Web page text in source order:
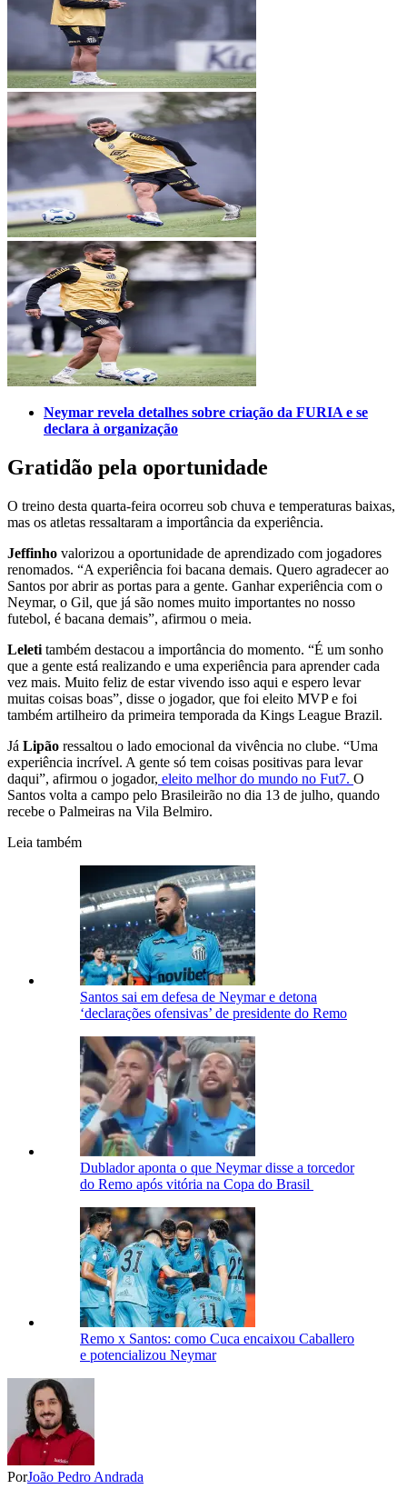
Neymar revela detalhes sobre criação da FURIA e se
declara à organização
Gratidão pela oportunidade
O treino desta quarta-feira ocorreu sob chuva e temperaturas baixas,
mas os atletas ressaltaram a importância da experiência.
Jeffinho valorizou a oportunidade de aprendizado com jogadores
renomados. “A experiência foi bacana demais. Quero agradecer ao
Santos por abrir as portas para a gente. Ganhar experiência com o
Neymar, o Gil, que já são nomes muito importantes no nosso
futebol, é bacana demais”, afirmou o meia.
Leleti também destacou a importância do momento. “É um sonho
que a gente está realizando e uma experiência para aprender cada
vez mais. Muito feliz de estar vivendo isso aqui e espero levar
muitas coisas boas”, disse o jogador, que foi eleito MVP e foi
também artilheiro da primeira temporada da Kings League Brazil.
Já Lipão ressaltou o lado emocional da vivência no clube. “Uma
experiência incrível. A gente só tem coisas positivas para levar
daqui”, afirmou o jogador, eleito melhor do mundo no Fut7. O
Santos volta a campo pelo Brasileirão no dia 13 de julho, quando
recebe o Palmeiras na Vila Belmiro.
Leia também
Santos sai em defesa de Neymar e detona
‘declarações ofensivas’ de presidente do Remo
Dublador aponta o que Neymar disse a torcedor
do Remo após vitória na Copa do Brasil
Remo x Santos: como Cuca encaixou Caballero
e potencializou Neymar
PorJoão Pedro Andrada